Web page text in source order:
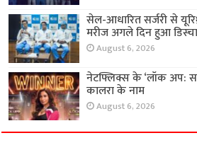
सेल-आधारित सर्जरी से
मरीज अगले दिन हुआ
August 6, 2026
नेटफ्लिक्स के ‘लॉक अप:
कालरा के नाम
August 6, 2026